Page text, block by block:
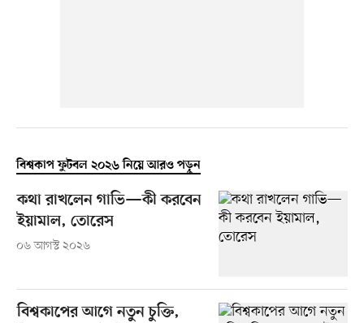
বিশ্বকাপ ফুটবল ২০২৬ নিয়ে আরও পড়ুন
কথা রাখলেন গাভি—কী করবেন
ইয়ামাল, তোরেস
০৬ আগস্ট ২০২৬
বিশ্বকাপের আগে নতুন চুক্তি,